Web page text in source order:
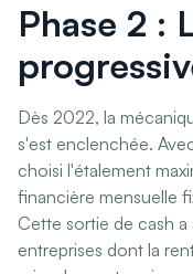
Phase 2 :
Dès 2022, la
s'est enclenchée.
choisi l'étalement
financière mensuelle
Cette sortie de cash
entreprises dont la